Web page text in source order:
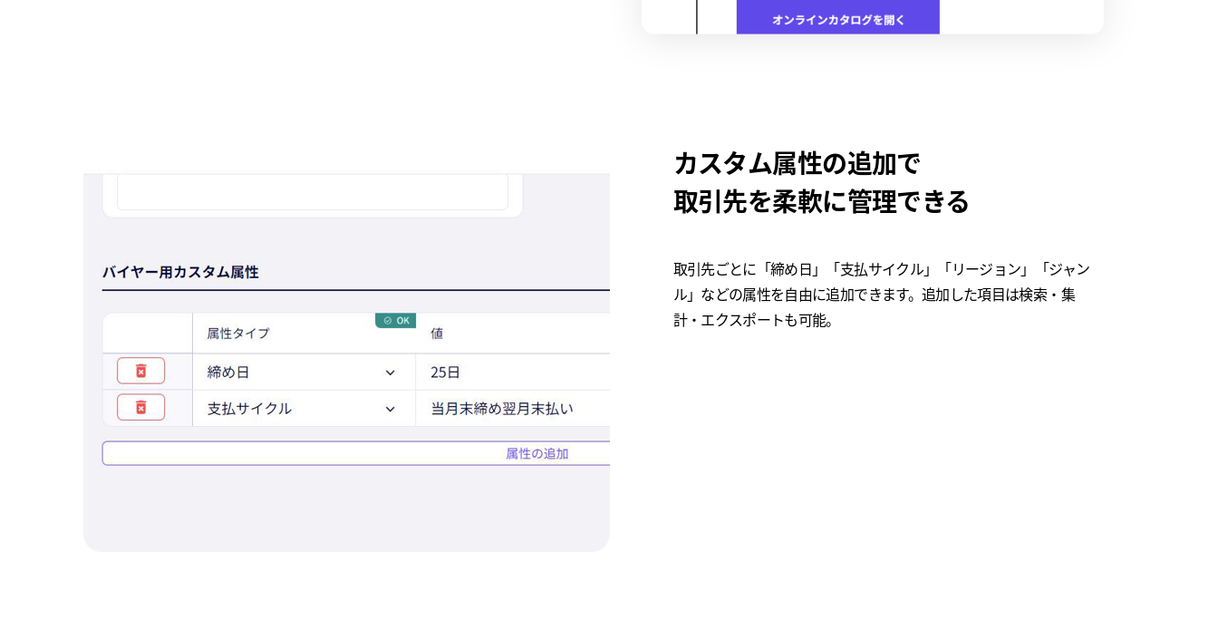
カスタム属性の追加で
取引先を柔軟に管理できる
取引先ごとに「締め日」「支払サイクル」「リージョン」「ジャン
ル」などの属性を自由に追加できます。追加した項目は検索・集
計・エクスポートも可能。